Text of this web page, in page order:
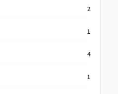
2
1
4
1